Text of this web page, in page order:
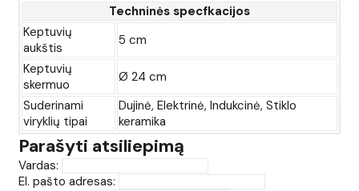
Techninės specfkacijos
Keptuvių
aukštis
5 cm
Keptuvių
skermuo
Ø 24 cm
Suderinami
viryklių tipai
Dujinė, Elektrinė, Indukcinė, Stiklo
keramika
Parašyti atsiliepimą
Vardas:
El. pašto adresas: